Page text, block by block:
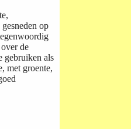
op
de
gebruiken als
met groente,